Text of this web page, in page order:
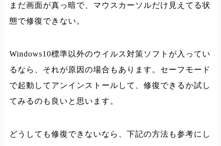
まだ画面が真っ暗で、マウスカーソルだけ見えてる状
態で修復できない。
Windows10標準以外のウイルス対策ソフトが入ってい
るなら、それが原因の場合もあります。セーフモード
で起動してアンインストールして、修復できるか試し
てみるのも良いと思います。
どうしても修復できないなら、下記の方法も参考にし